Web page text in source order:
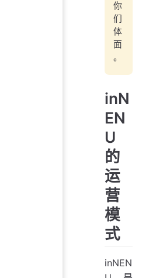
你
们
体
面
。
inN
EN
U
的
运
营
模
式
inNEN